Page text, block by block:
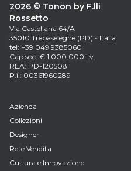
2026 © Tonon by F.lli
Rossetto
Via Castellana 64/A
35010 Trebaseleghe (PD) - Italia
tel: +39 049 9385060
Cap.soc. € 1.000.000 i.v.
REA: PD-120508
P.i.: 00361960289
Azienda
Collezioni
Designer
Rete Vendita
Cultura e Innovazione